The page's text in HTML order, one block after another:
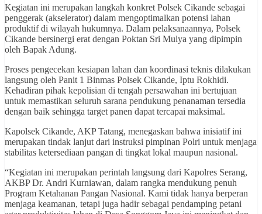
Kegiatan ini merupakan langkah konkret Polsek Cikande sebagai
penggerak (akselerator) dalam mengoptimalkan potensi lahan
produktif di wilayah hukumnya. Dalam pelaksanaannya, Polsek
Cikande bersinergi erat dengan Poktan Sri Mulya yang dipimpin
oleh Bapak Adung.
Proses pengecekan kesiapan lahan dan koordinasi teknis dilakukan
langsung oleh Panit 1 Binmas Polsek Cikande, Iptu Rokhidi.
Kehadiran pihak kepolisian di tengah persawahan ini bertujuan
untuk memastikan seluruh sarana pendukung penanaman tersedia
dengan baik sehingga target panen dapat tercapai maksimal.
Kapolsek Cikande, AKP Tatang, menegaskan bahwa inisiatif ini
merupakan tindak lanjut dari instruksi pimpinan Polri untuk menjaga
stabilitas ketersediaan pangan di tingkat lokal maupun nasional.
“Kegiatan ini merupakan perintah langsung dari Kapolres Serang,
AKBP Dr. Andri Kurniawan, dalam rangka mendukung penuh
Program Ketahanan Pangan Nasional. Kami tidak hanya berperan
menjaga keamanan, tetapi juga hadir sebagai pendamping petani